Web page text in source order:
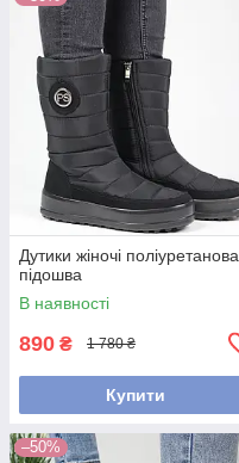
Дутики жіночі поліуретанова
підошва
В наявності
890 ₴ 1 780 ₴
Купити
–50%